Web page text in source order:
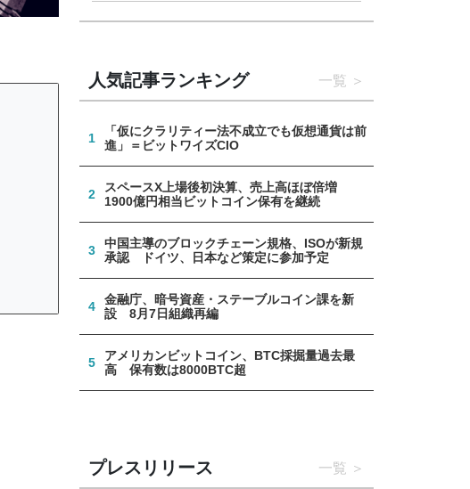
人気記事ランキング 一覧
1
「仮にクラリティー法不成立でも仮想通貨は前
進」＝ビットワイズCIO
2
スペースX上場後初決算、売上高ほぼ倍増
1900億円相当ビットコイン保有を継続
3
中国主導のブロックチェーン規格、ISOが新規
承認 ドイツ、日本など策定に参加予定
4
金融庁、暗号資産・ステーブルコイン課を新
設 8月7日組織再編
5
アメリカンビットコイン、BTC採掘量過去最
高 保有数は8000BTC超
プレスリリース 一覧